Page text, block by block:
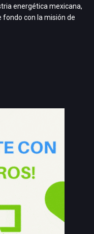
energética mexicana,
fondo con la misión de